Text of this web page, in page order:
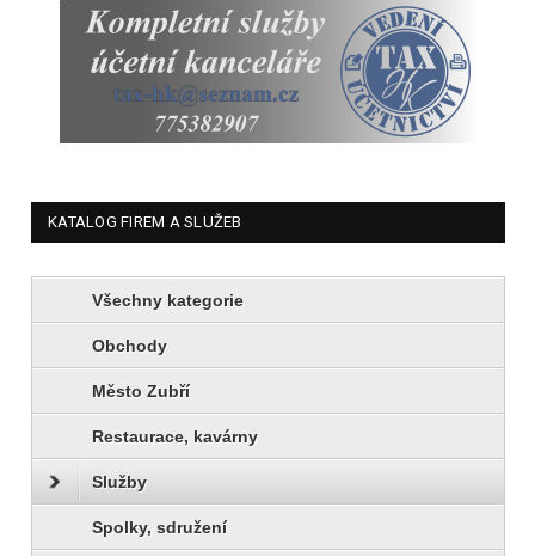
KATALOG FIREM A SLUŽEB
Všechny kategorie
Obchody
Město Zubří
Restaurace, kavárny
Služby
Spolky, sdružení